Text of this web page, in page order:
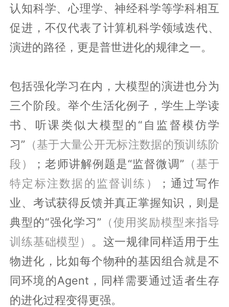
认知科学、心理学、神经科学等学科相互
促进，不仅代表了计算机科学领域迭代、
演进的路径，更是普世进化的规律之一。
包括强化学习在内，大模型的演进也分为
三个阶段。举个生活化例子，学生上学读
书、听课类似大模型的“自监督模仿学
习” （基于大量公开无标注数据的预训练阶
段）
；老师讲解例题是“监督微调” （基于
特定标注数据的监督训练）
；通过写作
业、考试获得反馈并真正掌握知识，则是
典型的“强化学习” （使用奖励模型来指导
训练基础模型） 。这一规律同样适用于生
物进化，比如每个物种的基因组合就是不
同环境的Agent，同样需要通过适者生存
的进化过程变得更强。